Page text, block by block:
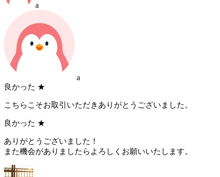
a
a
良かった ★
こちらこそお取引いただきありがとうございました。
良かった ★
ありがとうございました！
また機会がありましたらよろしくお願いいたします。